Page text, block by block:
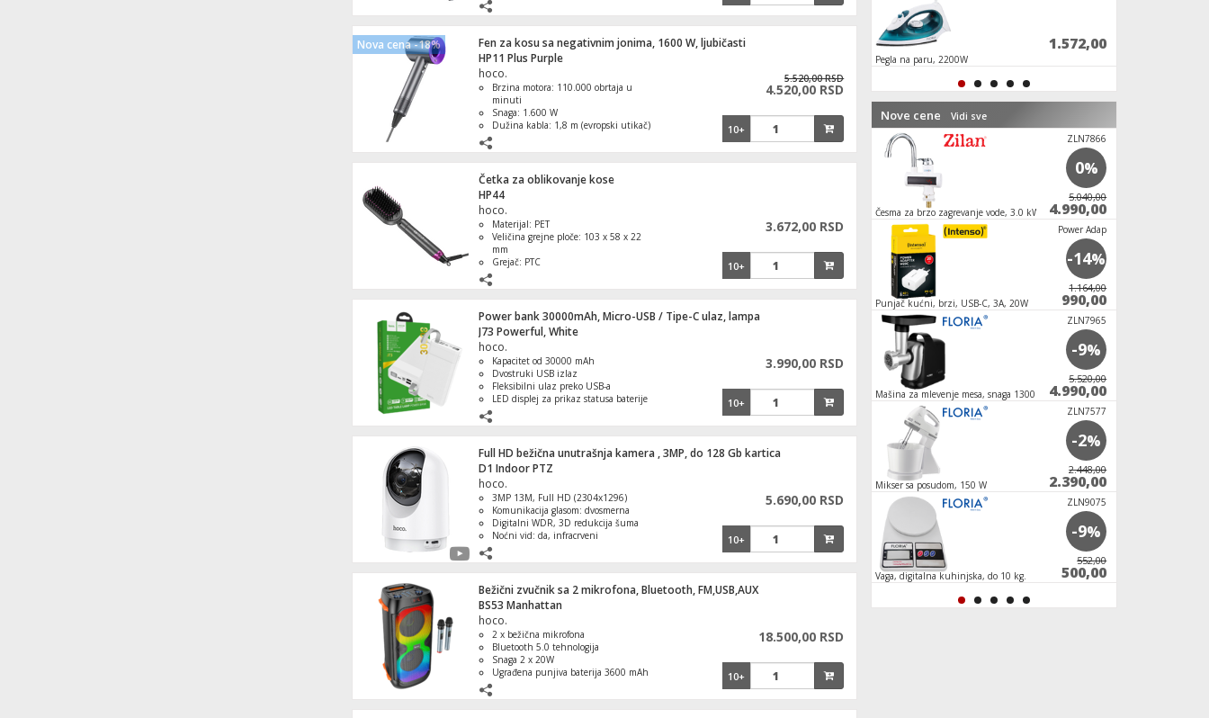
povratni efekat)
Nova cena -18%
Fen za kosu sa negativnim jonima, 1600 W, ljubičasti
HP11 Plus Purple
hoco.
Brzina motora: 110.000 obrtaja u
minuti
Snaga: 1.600 W
Dužina kabla: 1,8 m (evropski utikač)
negativnih jona
5.520,00 RSD
4.520,00 RSD
10+
Četka za oblikovanje kose
HP44
hoco.
Materijal: PET
Veličina grejne ploče: 103 x 58 x 22
mm
Grejač: PTC
±10°C)
Memorija temperature: da
3.672,00 RSD
10+
Power bank 30000mAh, Micro-USB / Tipe-C ulaz, lampa
J73 Powerful, White
hoco.
Kapacitet od 30000 mAh
Dvostruki USB izlaz
Fleksibilni ulaz preko USB-a
LED displej za prikaz statusa baterije
3.990,00 RSD
10+
Full HD bežična unutrašnja kamera , 3MP, do 128 Gb kartica
D1 Indoor PTZ
hoco.
3MP 13M, Full HD (2304x1296)
Komunikacija glasom: dvosmerna
Digitalni WDR, 3D redukcija šuma
Noćni vid: da, infracrveni
kartici
5.690,00 RSD
10+
Bežični zvučnik sa 2 mikrofona, Bluetooth, FM,USB,AUX
BS53 Manhattan
hoco.
2 x bežična mikrofona
Bluetooth 5.0 tehnologija
Snaga 2 x 20W
Ugrađena punjiva baterija 3600 mAh
Bluetoothom
18.500,00 RSD
10+
Pegla na paru, 2200W
1.572,00
Nove cene Vidi sve
DV100
-33%
Prijemnik zemaljski, DVB-T/T2/C, HEVC,
HDMI, USB
T-3000
-4%
2.199,00
2.099,00
Torba za laptop 15.6" 3.504,00
NOTEBOOK B
-5%
Space M10 Pro
Space M10
-7%
13.800,00
12.800,00
Česma za brzo zagrevanje vode, 3.0 kW
ZLN7866
0%
5.040,00
4.990,00
Punjač kućni, brzi, USB-C, 3A, 20W
Power Adap
-14%
1.164,00
990,00
Mašina za mlevenje mesa, snaga 1300 W
ZLN7965
-9%
5.520,00
4.990,00
Mikser sa posudom, 150 W
ZLN7577
-2%
2.448,00
2.390,00
Vaga, digitalna kuhinjska, do 10 kg.
ZLN9075
-9%
552,00
500,00